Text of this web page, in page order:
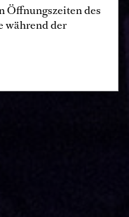
Öffnungszeiten des
während der